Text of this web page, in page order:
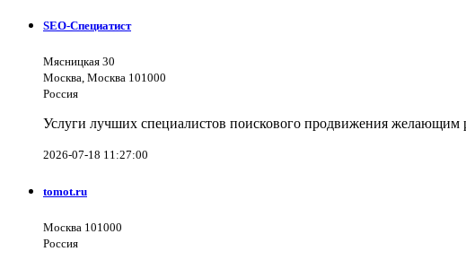
SEO-Специатист
Мясницкая 30
Москва, Москва 101000
Россия
Услуги лучших специалистов поискового продвижения желающим
2026-07-18 11:27:00
tomot.ru
Москва 101000
Россия